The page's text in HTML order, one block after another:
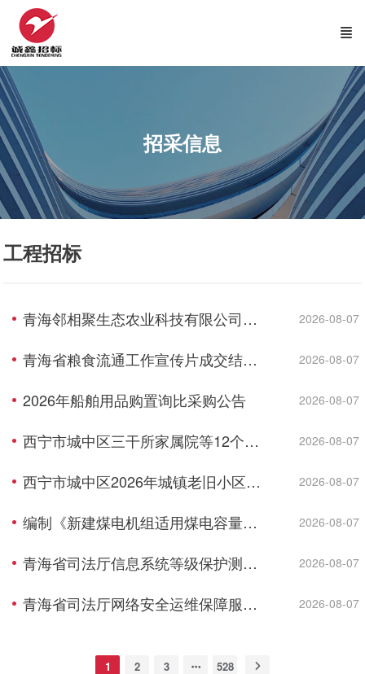
招采信息
工程招标
青海邻相聚生态农业科技有限公司供应链集散中心建设项目资格预审公告(代招标公告) 2026-08-07
青海省粮食流通工作宣传片成交结果公告 2026-08-07
2026年船舶用品购置询比采购公告 2026-08-07
西宁市城中区三干所家属院等12个老旧小 区配套基础设施建设项目监理成交结果公告 2026-08-07
西宁市城中区2026年城镇老旧小区综合墅治项目--民俗风情园等2个小区监理成交结果公告 2026-08-07
编制《新建煤电机组适用煤电容量电价机制认定及老旧机组关停技术评估》成交结果公告 2026-08-07
青海省司法厅信息系统等级保护测评项目成交结果公告 2026-08-07
青海省司法厅网络安全运维保障服务项目成交结果公告 2026-08-07
1 2 3 528